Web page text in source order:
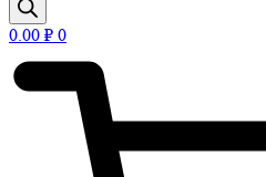
0.00 ₽ 0